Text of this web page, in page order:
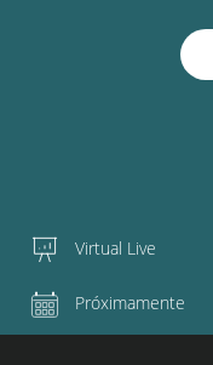
Virtual Live
Próximamente